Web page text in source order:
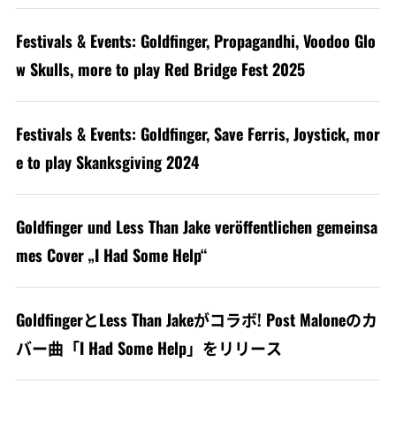
Festivals & Events: Goldfinger, Propagandhi, Voodoo Glo
w Skulls, more to play Red Bridge Fest 2025
Festivals & Events: Goldfinger, Save Ferris, Joystick, mor
e to play Skanksgiving 2024
Goldfinger und Less Than Jake veröffentlichen gemeinsa
mes Cover „I Had Some Help“
GoldfingerとLess Than Jakeがコラボ! Post Maloneのカ
バー曲「I Had Some Help」をリリース